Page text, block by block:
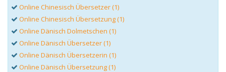
Online Chinesisch Übersetzer (1)
Online Chinesisch Übersetzung (1)
Online Dänisch Dolmetschen (1)
Online Dänisch Übersetzer (1)
Online Dänisch Übersetzerin (1)
Online Dänisch Übersetzung (1)